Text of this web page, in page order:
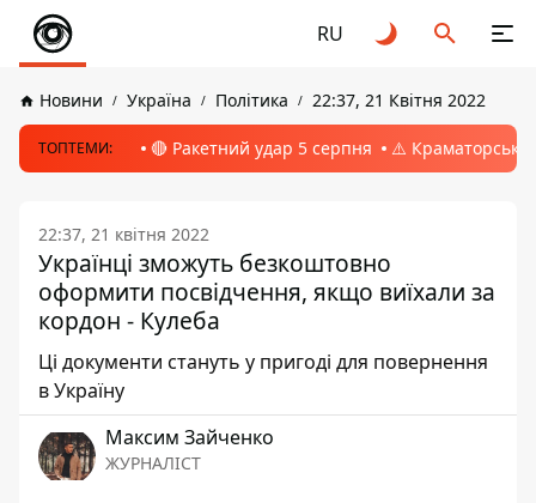
RU
Новини Україна Політика 22:37, 21 Квітня 2022
ТОПТЕМИ: 🔴 Ракетний удар 5 серпня ⚠️ Краматорськ,
22:37, 21 квітня 2022
Українці зможуть безкоштовно
оформити посвідчення, якщо виїхали за
кордон - Кулеба
Ці документи стануть у пригоді для повернення
в Україну
Максим Зайченко
ЖУРНАЛІСТ